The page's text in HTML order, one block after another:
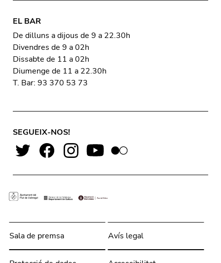
EL BAR
De dilluns a dijous de 9 a 22.30h
Divendres de 9 a 02h
Dissabte de 11 a 02h
Diumenge de 11 a 22.30h
T. Bar: 93 370 53 73
SEGUEIX-NOS!
Sala de premsa Avís legal